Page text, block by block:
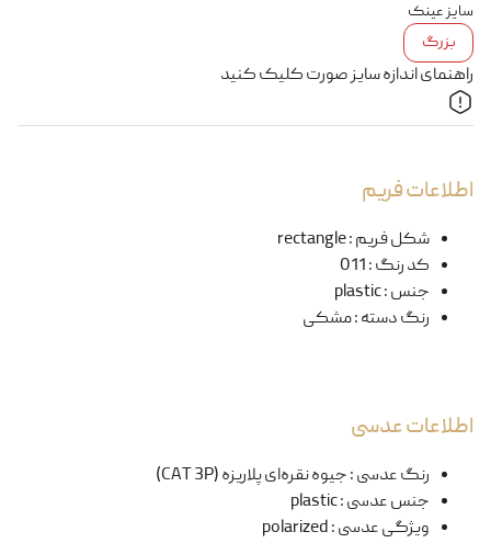
سایز عینک
بزرگ
راهنمای اندازه سایز صورت کلیک کنید
اطلاعات فریم
شکل فریم:
rectangle
کد رنگ:
011
جنس:
plastic
رنگ دسته:مشکی
اطلاعات عدسی
رنگ عدسی:جیوه نقره‌ای پلاریزه (CAT 3P)
جنس عدسی:
plastic
ویژگی عدسی:
polarized